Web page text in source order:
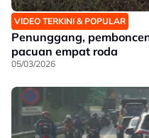
VIDEO TERKINI & POPULAR
Penunggang,
pacuan empat roda
05/03/2026